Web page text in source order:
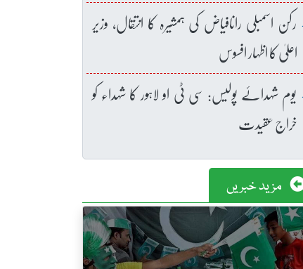
رکن اسمبلی رانافیاض کی ہمشیرہ کا انتقال، وزیر
اعلیٰ کا اظہار افسوس
یوم شہدائے پولیس: سی ٹی او لاہور کا شہداء کو
خراج عقیدت
مزید خبریں